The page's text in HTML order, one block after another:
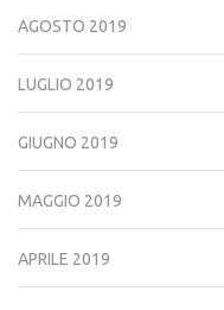
AGOSTO 2019
LUGLIO 2019
GIUGNO 2019
MAGGIO 2019
APRILE 2019